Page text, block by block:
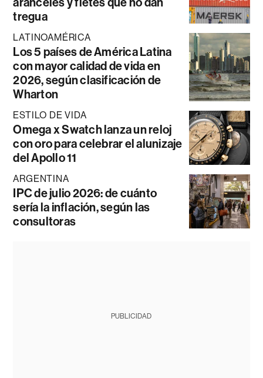
tregua
LATINOAMÉRICA
Los 5 países de América Latina
con mayor calidad de vida en
2026, según clasificación de
Wharton
ESTILO DE VIDA
Omega x Swatch lanza un reloj
con oro para celebrar el alunizaje
del Apollo 11
ARGENTINA
IPC de julio 2026: de cuánto
sería la inflación, según las
consultoras
PUBLICIDAD